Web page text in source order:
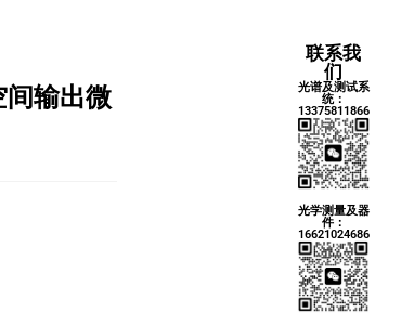
联系我
们
光谱及测试系
统：
13375811866
光学测量及器
件：
16621024686
间输出微